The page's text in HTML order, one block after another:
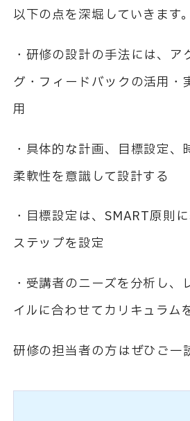
以下の点を深堀していきます。
・研修の設計の手法には、ア
グ・フィードバックの活用・
用
・具体的な計画、目標設定、
柔軟性を意識して設計する
・目標設定は、SMART原則
ステップを設定
・受講者のニーズを分析し、
イルに合わせてカリキュラム
研修の担当者の方はぜひご一